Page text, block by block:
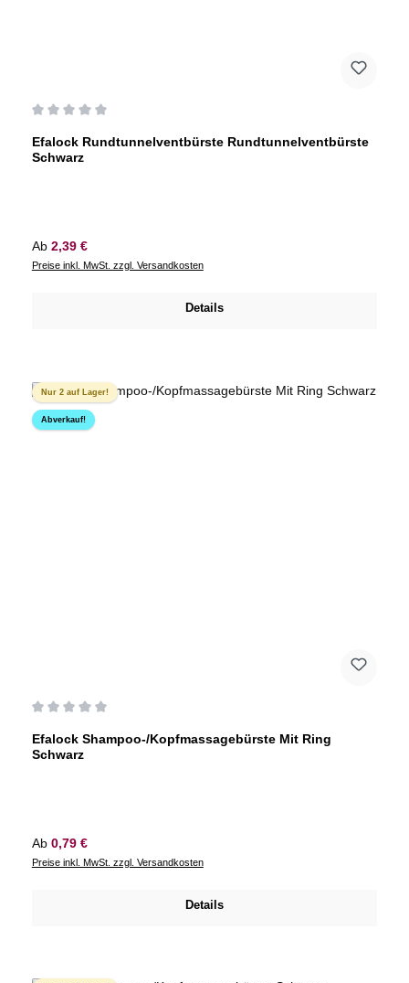
Efalock Rundtunnelventbürste Rundtunnelventbürste
Schwarz
Regulärer Preis:
Ab 2,39 €
Preise inkl. MwSt. zzgl. Versandkosten
Details
Nur 2 auf Lager!
Abverkauf!
Efalock Shampoo-/Kopfmassagebürste Mit Ring
Schwarz
Regulärer Preis:
Ab 0,79 €
Preise inkl. MwSt. zzgl. Versandkosten
Details